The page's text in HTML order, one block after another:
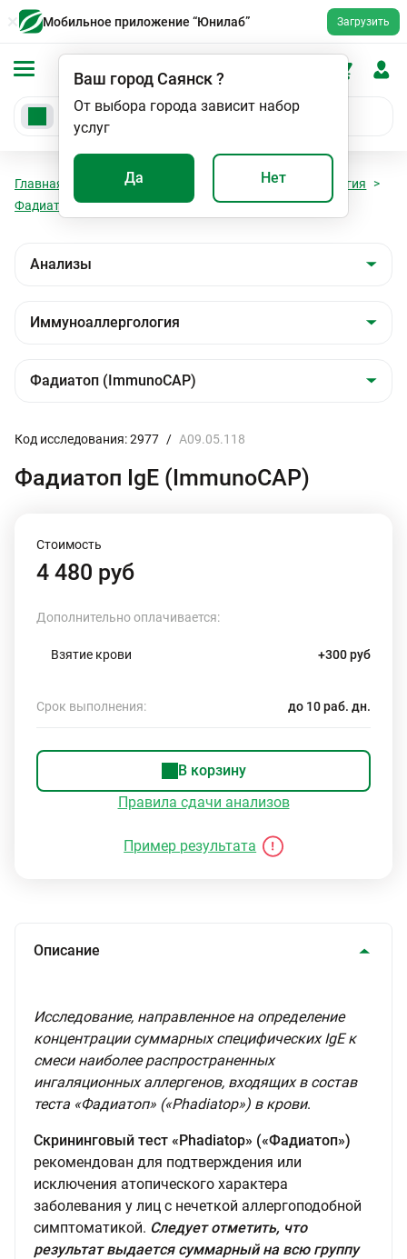
Мобильное приложение “Юнилаб” Загрузить
Ваш городСаянск?
От выбора города зависит набор
услуг
Да Нет
Главная Анализы
Иммуноаллергология
Фадиатоп (ImmunoCAP)
Фадиатоп IgE (ImmunoCAP)
Код исследования: 2977 / A09.05.118
Фадиатоп IgE (ImmunoCAP)
Стоимость
4 480 руб
Дополнительно оплачивается:
Взятие крови +300 руб
Срок выполнения: до 10 раб. дн.
В корзину
Правила сдачи анализов
Пример результата
Описание
Исследование, направленное на определение
концентрации суммарных специфических IgE к
смеси наиболее распространенных
ингаляционных аллергенов, входящих в состав
теста «Фадиатоп» («Phadiatop») в крови.
Скрининговый тест «Phadiatop» («Фадиатоп»)
рекомендован для подтверждения или
исключения атопического характера
заболевания у лиц с нечеткой аллергоподобной
симптоматикой. Следует отметить, что
результат выдается суммарный на всю группу